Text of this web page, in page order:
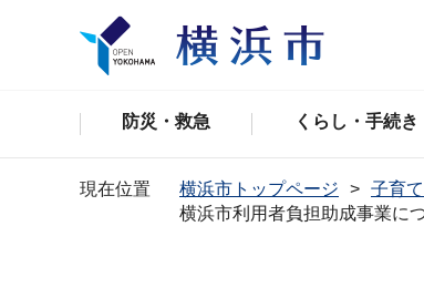
防災・救急 くらし・手続き
現在位置 横浜市トップページ 子育
横浜市利用者負担助成事業に